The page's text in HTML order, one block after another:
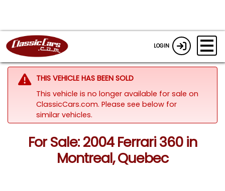
LOGIN
THIS VEHICLE HAS BEEN SOLD
This vehicle is no longer available for sale on
ClassicCars.com. Please see below for
similar vehicles.
For Sale: 2004 Ferrari 360 in
Montreal, Quebec